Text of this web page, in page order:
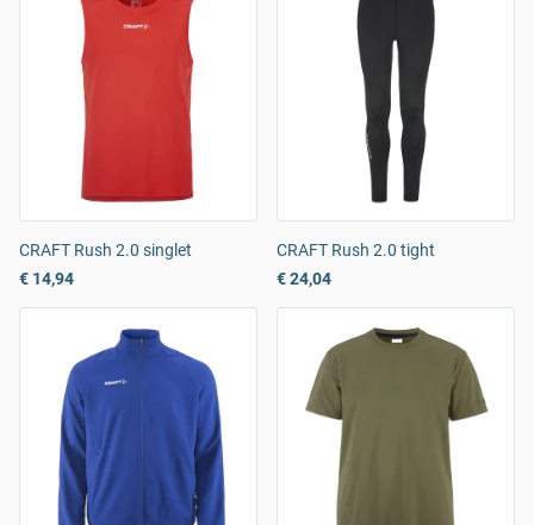
CRAFT Rush 2.0 singlet
€ 14,94
CRAFT Rush 2.0 tight
€ 24,04